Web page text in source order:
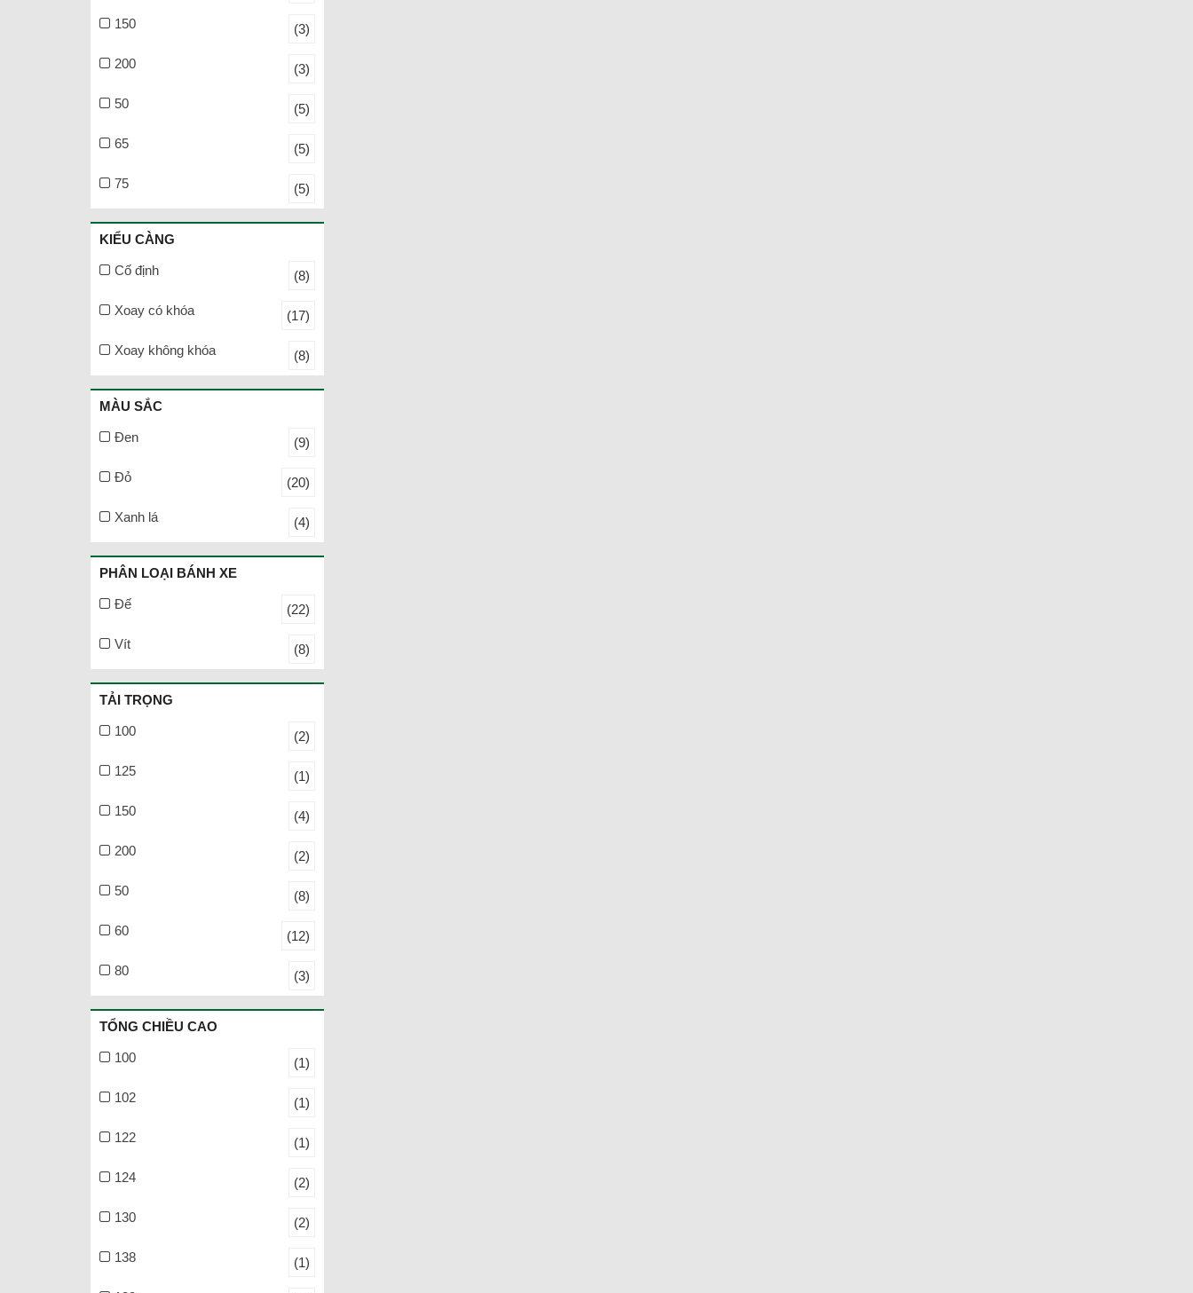
150 (3)
200 (3)
50 (5)
65 (5)
75 (5)
KIỂU CÀNG
Cố định (8)
Xoay có khóa (17)
Xoay không khóa (8)
MÀU SẮC
Đen (9)
Đỏ (20)
Xanh lá (4)
PHÂN LOẠI BÁNH XE
Đế (22)
Vít (8)
TẢI TRỌNG
100 (2)
125 (1)
150 (4)
200 (2)
50 (8)
60 (12)
80 (3)
TỔNG CHIỀU CAO
100 (1)
102 (1)
122 (1)
124 (2)
130 (2)
138 (1)